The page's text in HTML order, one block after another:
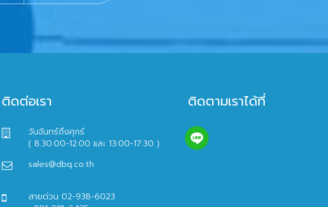
ติดต่อเรา
วันจันทร์ถึงศุกร์
( 8.30:00-12:00 และ 13:00-17:30 )
sales@dbq.co.th
สายด่วน 02-938-6023
ติดตามเราได้ที่